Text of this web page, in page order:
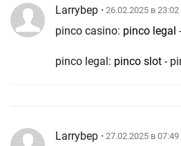
Larrybep • 26.02.2025 в 23:02
pinco casino: pinco legal
pinco legal: pinco slot -
Larrybep • 27.02.2025 в 07:49